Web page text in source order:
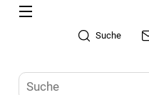
Suche